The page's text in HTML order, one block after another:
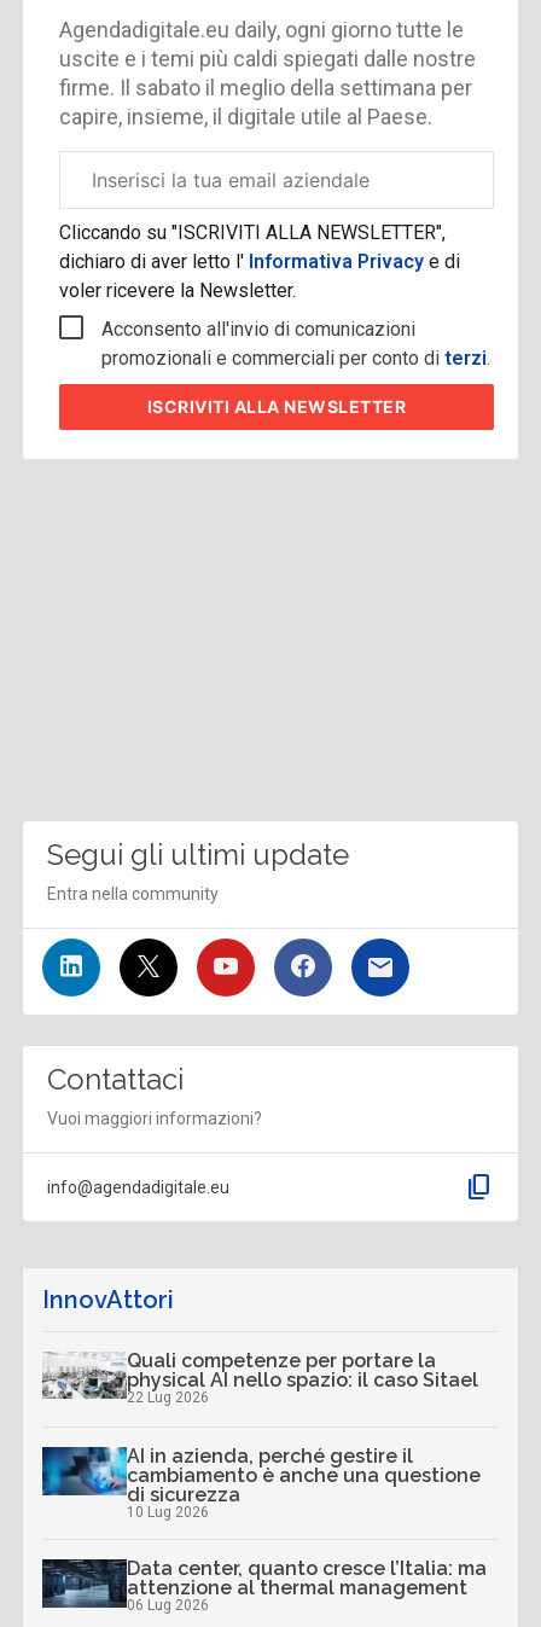
Agendadigitale.eu daily, ogni giorno tutte le
uscite e i temi più caldi spiegati dalle nostre
firme. Il sabato il meglio della settimana per
capire, insieme, il digitale utile al Paese.
aziendale
Cliccando su "ISCRIVITI ALLA NEWSLETTER",
dichiaro di aver letto l' Informativa Privacye di
voler ricevere la Newsletter.
Acconsento all'invio di comunicazioni
promozionali e commerciali per conto diterzi.
ISCRIVITI ALLA NEWSLETTER
Segui gli ultimi update
Entra nella community
Contattaci
Vuoi maggiori informazioni?
info@agendadigitale.eu content_copy
InnovAttori
Quali competenze per portare la
physical AI nello spazio: il caso Sitael
22 Lug 2026
AI in azienda, perché gestire il
cambiamento è anche una questione
di sicurezza
10 Lug 2026
Data center, quanto cresce l’Italia: ma
attenzione al thermal management
06 Lug 2026